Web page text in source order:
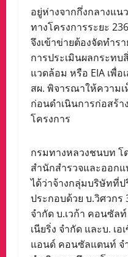
อยู่ห่างจากกึ่งกลางแน
ทางโครงการระยะ
จึงเข้าข่ายต้องจัดทำร
การประเมินผลกระทบ
แวดล้อม หรือ EIA เพื่อ
สผ. พิจารณาให้ความ
ก่อนดำเนินการก่อสร้าง
โครงการ
กรมทางหลวงชนบท โ
สำนักสำรวจและออกแ
ได้ว่าจ้างกลุ่มบริษัทที่ป
ประกอบด้วย บ.วิศวกร
จำกัด บ.เวก้า คอนซัลท์
เนียริ่ง จำกัด และบ. เอ
แอนด์ คอนซัลแตนท์ จ